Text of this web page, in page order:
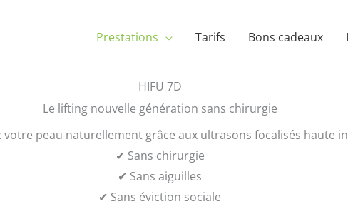
Prestations Tarifs Bons cadeaux
HIFU 7D
Le lifting nouvelle génération sans chirurgie
votre peau naturellement grâce aux ultrasons focalisés haute
✔ Sans chirurgie
✔ Sans aiguilles
✔ Sans éviction sociale